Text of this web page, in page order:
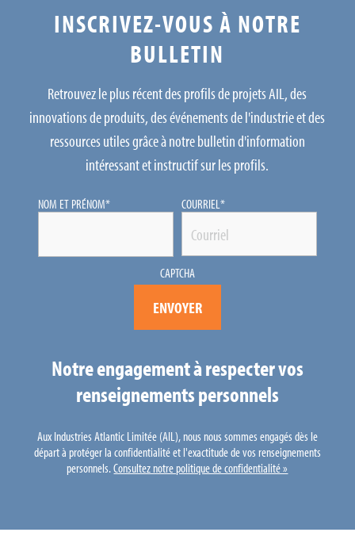
INSCRIVEZ-VOUS À NOTRE
BULLETIN
Retrouvez le plus récent des profils de projets AIL, des
innovations de produits, des événements de l'industrie et des
ressources utiles grâce à notre bulletin d'information
intéressant et instructif sur les profils.
NOM ET PRÉNOM* COURRIEL*
CAPTCHA
Notre engagement à respecter vos
renseignements personnels
Aux Industries Atlantic Limitée (AIL), nous nous sommes engagés dès le
départ à protéger la confidentialité et l'exactitude de vos renseignements
personnels.Consultez notre politique de confidentialité »